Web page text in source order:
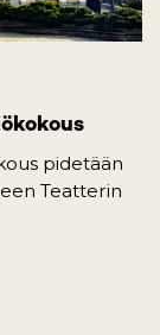
pidetään
Teatterin